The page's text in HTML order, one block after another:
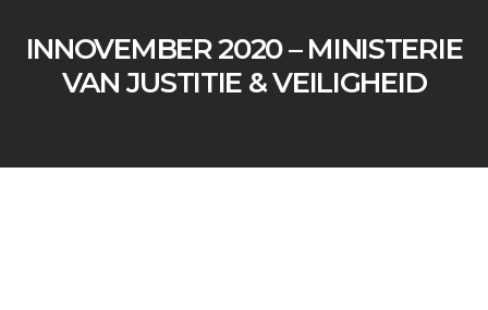
INNOVEMBER 2020 – MINISTERIE
VAN JUSTITIE & VEILIGHEID